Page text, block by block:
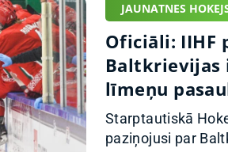
JAUNATNES
Oficiāli: IIHF
Baltkrievijas
līmeņu
Starptautiskā
paziņojusi par